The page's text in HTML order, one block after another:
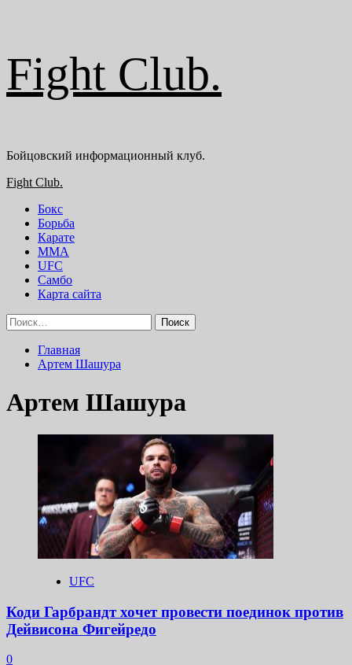
содержимому
Fight Club.
Бойцовский информационный клуб.
Основное
Fight Club.
Бокс
Борьба
Карате
ММА
UFC
Самбо
Карта сайта
Найти:
Главная
Артем Шашура
Артем Шашура
UFC
Коди Гарбрандт хочет провести поединок против
Дейвисона Фигейредо
0